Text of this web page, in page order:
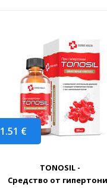
1.51 €
TONOSIL -
Средство от